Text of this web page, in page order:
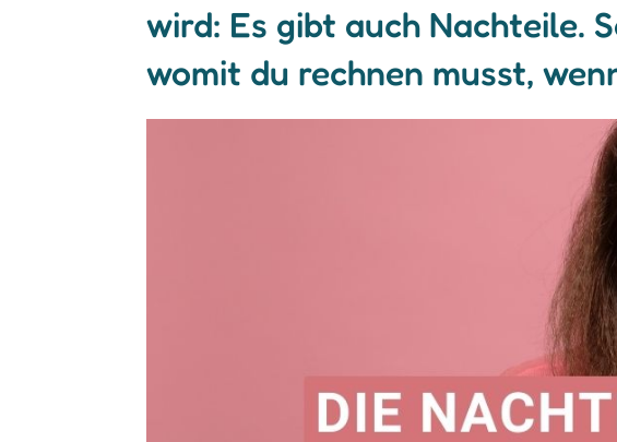
wird: Es gibt auch Nachteile.
womit du rechnen musst,